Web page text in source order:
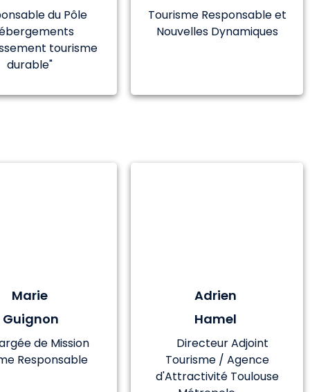
du Pôle
tourisme
durable"
Tourisme Responsable et
Nouvelles Dynamiques
Marie
Guignon
de Mission
Responsable
Adrien
Hamel
Directeur Adjoint
Tourisme / Agence
d'Attractivité Toulouse